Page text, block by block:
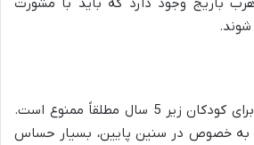
برای کودکان زیر 5 سال مطلقاً ممنوع است.
به خصوص در سنین پایین، بسیار حساس